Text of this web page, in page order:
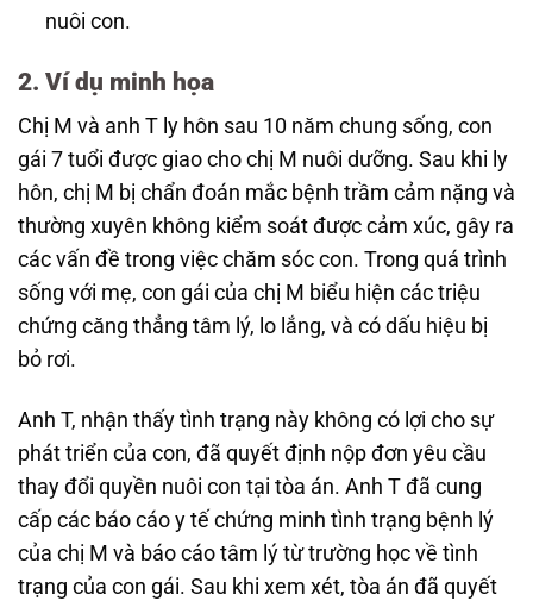
nuôi con.
2. Ví dụ minh họa
Chị M và anh T ly hôn sau 10 năm chung sống, con
gái 7 tuổi được giao cho chị M nuôi dưỡng. Sau khi ly
hôn, chị M bị chẩn đoán mắc bệnh trầm cảm nặng và
thường xuyên không kiểm soát được cảm xúc, gây ra
các vấn đề trong việc chăm sóc con. Trong quá trình
sống với mẹ, con gái của chị M biểu hiện các triệu
chứng căng thẳng tâm lý, lo lắng, và có dấu hiệu bị
bỏ rơi.
Anh T, nhận thấy tình trạng này không có lợi cho sự
phát triển của con, đã quyết định nộp đơn yêu cầu
thay đổi quyền nuôi con tại tòa án. Anh T đã cung
cấp các báo cáo y tế chứng minh tình trạng bệnh lý
của chị M và báo cáo tâm lý từ trường học về tình
trạng của con gái. Sau khi xem xét, tòa án đã quyết